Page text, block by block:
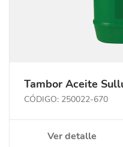
Tambor Aceite
CÓDIGO: 250022-670
Ver detalle